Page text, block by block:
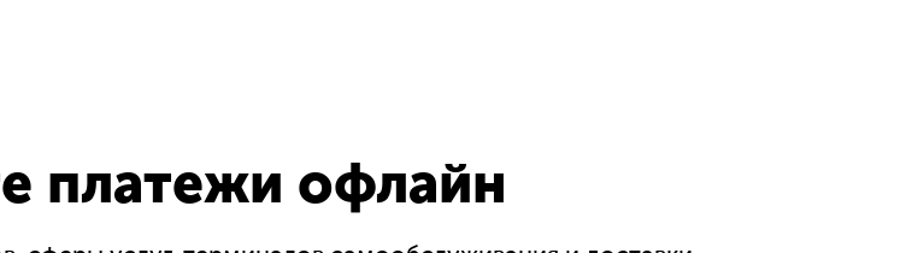
платежи офлайн